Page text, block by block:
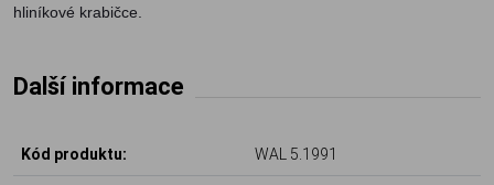
hliníkové krabičce.
Další informace
Kód produktu: WAL 5.1991